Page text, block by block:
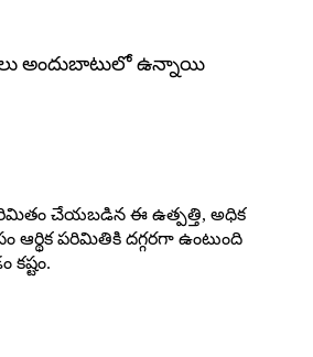
అందుబాటులో ఉన్నాయి
చేయబడిన ఈ ఉత్పత్తి, అధిక
ఆర్థిక పరిమితికి దగ్గరగా ఉంటుంది
కష్టం.